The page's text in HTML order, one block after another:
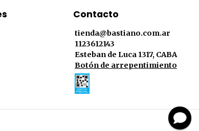
Contacto
tienda@bastiano.com.ar
1123612143
Esteban de Luca 1317, CABA
Botón de arrepentimiento